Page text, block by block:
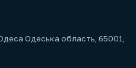
Одеса Одеська область, 65001,